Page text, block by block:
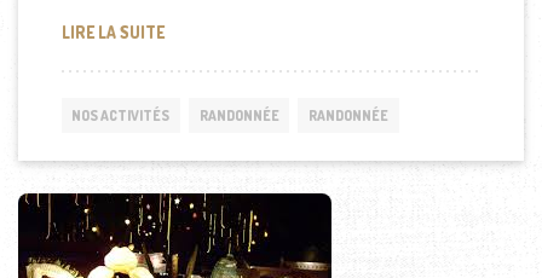
LIRE LA SUITERANDONNÉE MANILLE, PHILIPPINES
NOS ACTIVITÉS RANDONNÉE RANDONNÉE